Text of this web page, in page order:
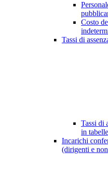
Costo
Tassi di
Tassi di
in
Incarichi
(dirigenti e